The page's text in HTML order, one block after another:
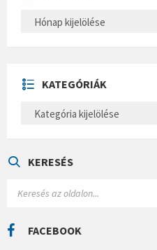
H
U
M
KATEGÓRIÁK
E
Á
KERESÉS
C
H
FACEBOOK